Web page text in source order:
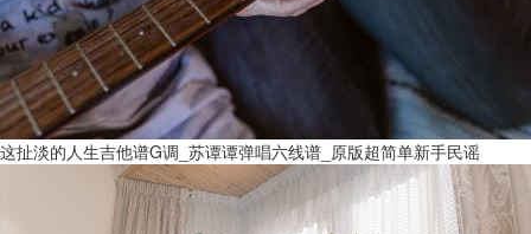
这扯淡的人生吉他谱G调_苏谭谭弹唱六线谱_原版超简单新手民谣